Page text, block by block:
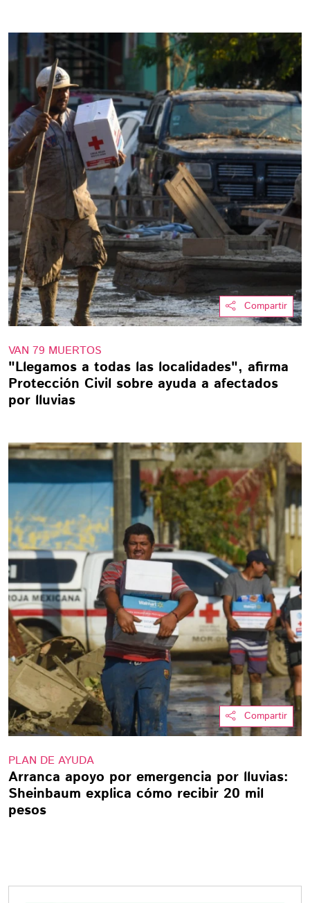
Compartir
VAN 79 MUERTOS
"Llegamos a todas las localidades", afirma
Protección Civil sobre ayuda a afectados
por lluvias
Compartir
PLAN DE AYUDA
Arranca apoyo por emergencia por lluvias:
Sheinbaum explica cómo recibir 20 mil
pesos